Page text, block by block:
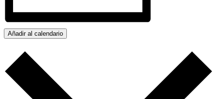
Añadir al calendario